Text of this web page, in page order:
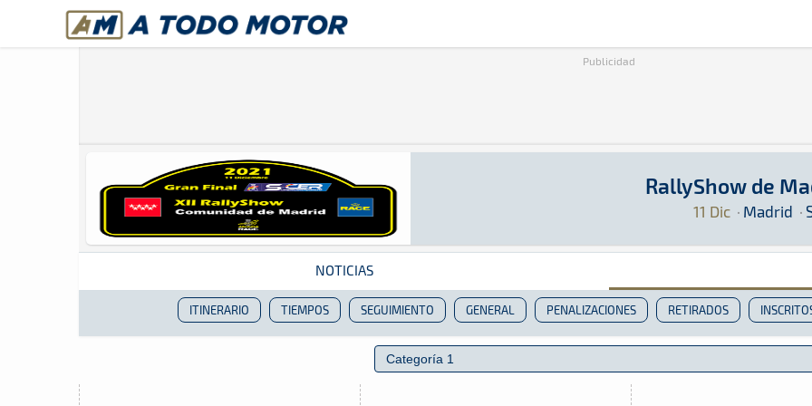
A Todo Motor· Revista del motor desde 1999
Revista del motor desde 1999
Publicidad
RallyShow de
11 Dic · Madrid ·
Rally · RallyShow de Madrid 2021 · S-
NOTICIAS
ITINERARIO TIEMPOS SEGUIMIENTO GENERAL PENALIZACIONES RETIRADOS